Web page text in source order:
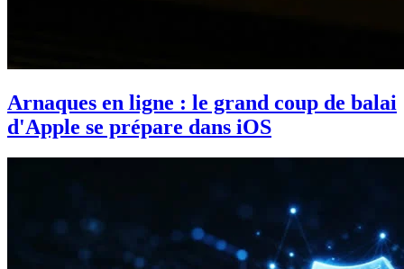
Arnaques en ligne : le grand coup de balai
d'Apple se prépare dans iOS